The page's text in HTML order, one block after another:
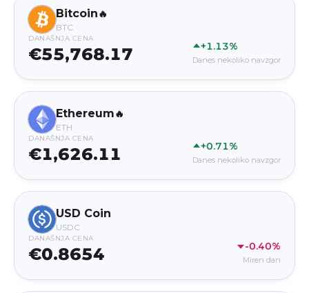
Bitcoin🔥
BTC
DANAŠNJA CENA
€55,768.17 +1.13%
Danes nekoliko navzgor
Ethereum🔥
ETH
DANAŠNJA CENA
€1,626.11 +0.71%
Danes nekoliko navzgor
USD Coin
USDC
DANAŠNJA CENA
€0.8654 -0.40%
Miren dan